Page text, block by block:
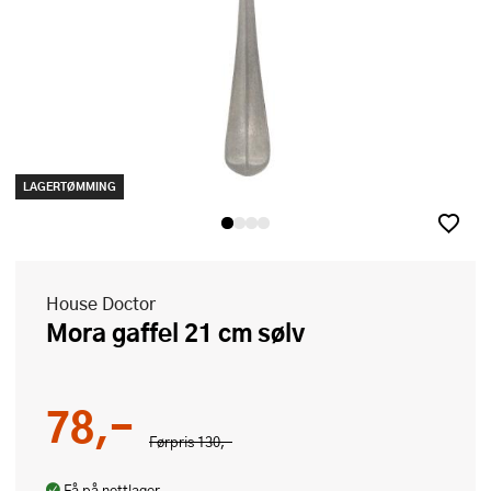
LAGERTØMMING
House Doctor
Mora gaffel 21 cm sølv
Førpris130,-
78,-